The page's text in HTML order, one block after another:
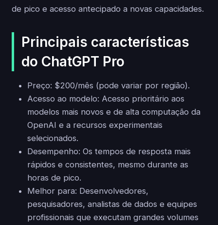
de pico e acesso antecipado a novas capacidades.
Principais características
do ChatGPT Pro
Preço: $200/mês (pode variar por região).
Acesso ao modelo: Acesso prioritário aos
modelos mais novos e de alta computação da
OpenAI e a recursos experimentais
selecionados.
Desempenho: Os tempos de resposta mais
rápidos e consistentes, mesmo durante as
horas de pico.
Melhor para: Desenvolvedores,
pesquisadores, analistas de dados e equipes
profissionais que executam grandes volumes